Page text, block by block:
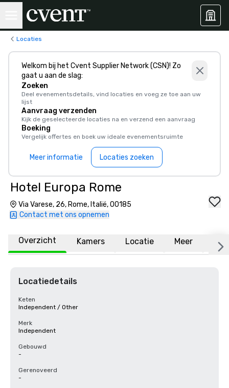
Locaties
Welkom bij het Cvent Supplier Network (CSN)! Zo
gaat u aan de slag:
Zoeken
Deel evenementsdetails, vind locaties en voeg ze toe aan uw
lijst
Aanvraag verzenden
Kijk de geselecteerde locaties na en verzend een aanvraag
Boeking
Vergelijk offertes en boek uw ideale evenementsruimte
Meer informatie Locaties zoeken
Hotel Europa Rome
Via Varese, 26, Rome, Italië, 00185
Contact met ons opnemen
Overzicht Kamers Locatie Meer
Locatiedetails
Keten
Independent / Other
Merk
Independent
Gebouwd
-
Gerenoveerd
-